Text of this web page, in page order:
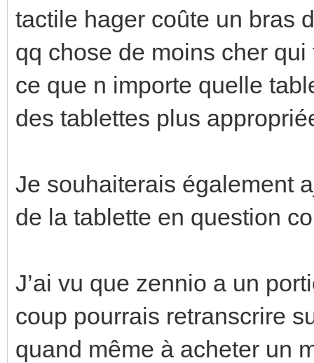
tactile hager coûte un bras
qq chose de moins cher
ce que n importe quelle
des tablettes plus
Je souhaiterais également
de la tablette en question
J’ai vu que zennio a un
coup pourrais retranscrire
quand même à acheter un